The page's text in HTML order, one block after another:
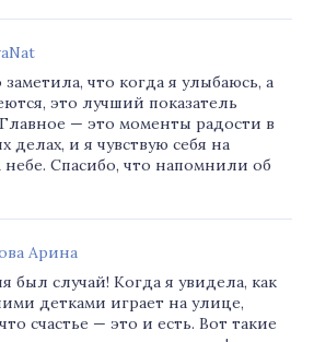
что когда я улыбаюсь, а
это лучший показатель
Главное — это моменты радости в
делах, и я чувствую себя на
Спасибо, что напомнили об
Арина
был случай! Когда я увидела, как
детками играет на улице,
счастье — это и есть. Вот такие